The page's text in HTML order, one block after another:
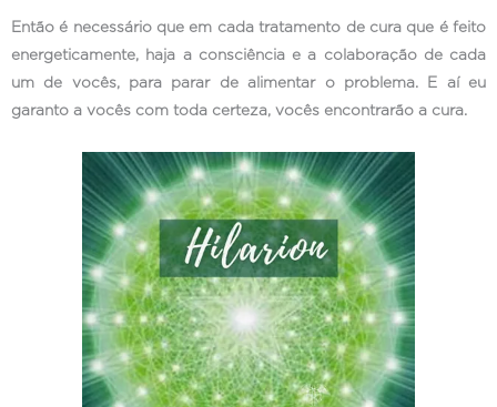
Então é necessário que em cada tratamento de cura que é feito
energeticamente, haja a consciência e a colaboração de cada
um de vocês, para parar de alimentar o problema. E aí eu
garanto a vocês com toda certeza, vocês encontrarão a cura.